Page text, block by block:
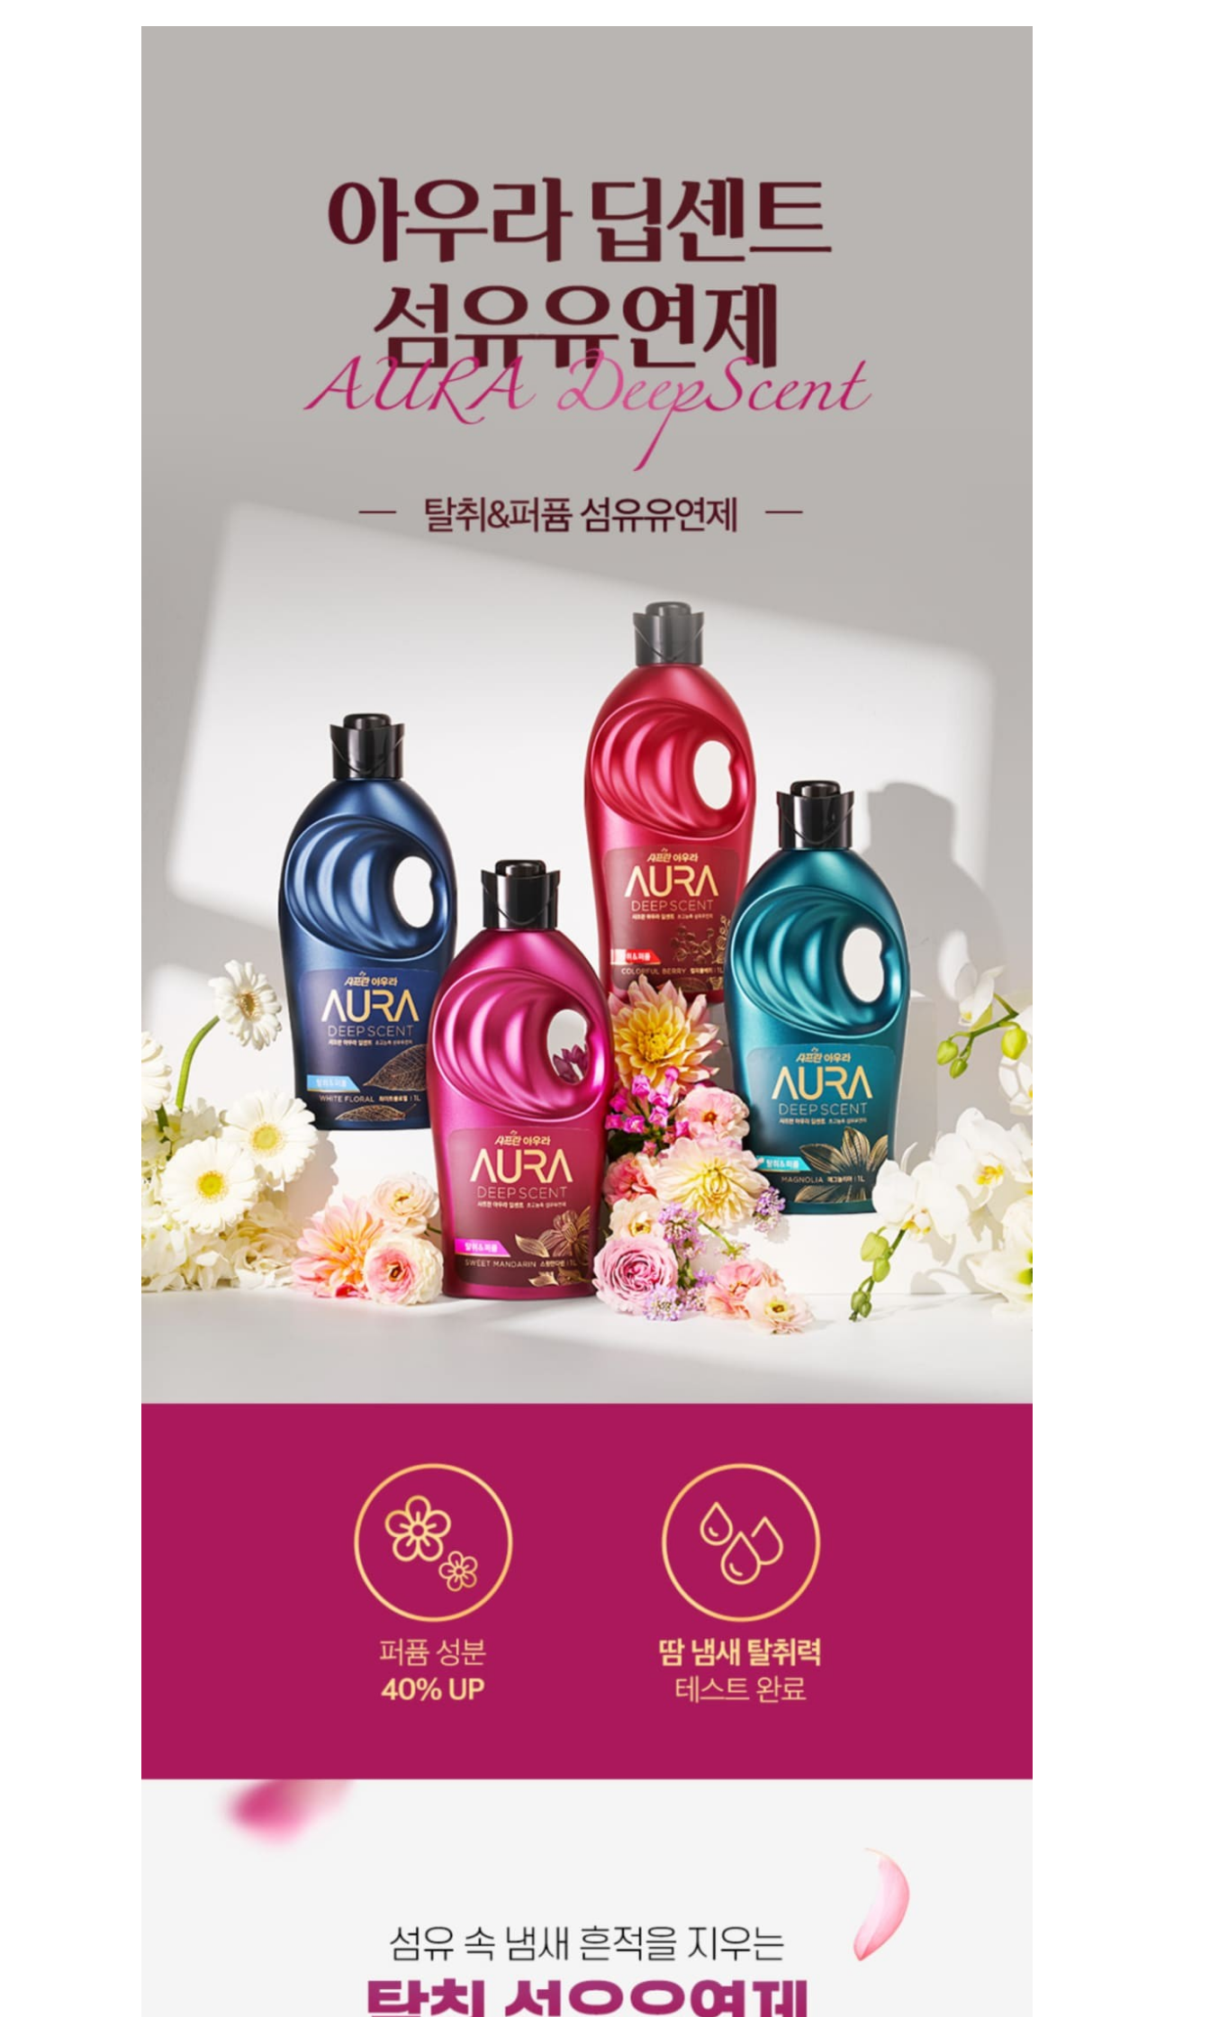
이벤트 대상상품 1만원 이상 구매시, 아우라 퍼퓸캡슐 (70ml) 미스틱문라이
· 본 이벤트는 한정 수량으로 진행되며, 증정상품 재고 소진 시 조기 종료될 수 있습니다.
· 구매 전, 주문서 화면 상단의 주문 상품 영역에서 증정상품이 표시될 경우 증정상품이 제공되며, 재고 소진
등으로 증정상품이 제공되지 않을 경우 해당 영역에서 증정상품이 표시되지 않습니다.
· 구매 후, 주문내역 화면 내에 증정상품이 표시되면 증정상품이 제공되며, 재고 소진 등으로 증정상품이 제공
되지 않을 경우 해당 영역에서 증정상품이 표시되지 않습니다.